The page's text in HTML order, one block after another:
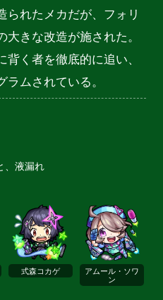
られたメカだが、フォリ
きな改造が施された。
く者を徹底的に追い、
ムされている。
、液漏れ
式森コカゲ
アムール・ソワ
ン